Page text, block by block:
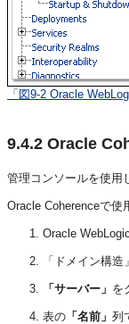
「図9-2 Oracle
9.4.2 Oracle
管理コンソールを使用
Oracle Coherenceで使
Oracle
「ドメイン構
「サーバー」 を
表の 「名前」 列